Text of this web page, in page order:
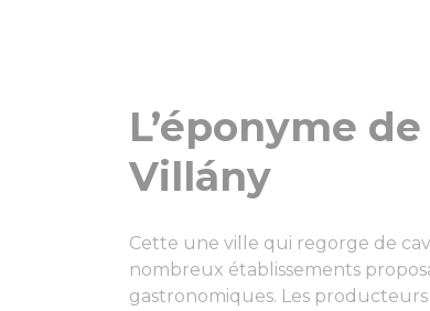
L’éponyme
Villány
Cette une ville qui regorge de
nombreux établissements
gastronomiques. Les